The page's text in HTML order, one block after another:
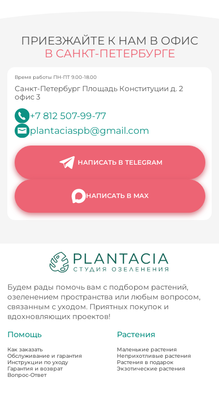
ПРИЕЗЖАЙТЕ К НАМ В ОФИС
В САНКТ-ПЕТЕРБУРГЕ
Время работы ПН-ПТ 9.00-18.00
Санкт-Петербург Площадь Конституции д. 2
офис 3
+7 812 507-99-77
plantaciaspb@gmail.com
НАПИСАТЬ В TELEGRAM
НАПИСАТЬ В MAX
Будем рады помочь вам с подбором растений,
озеленением пространства или любым вопросом,
связанным с уходом. Приятных покупок и
вдохновляющих проектов!
Помощь
Как заказать
Обслуживание и гарантия
Инструкции по уходу
Гарантия и возврат
Вопрос-Ответ
Растения
Маленькие растения
Неприхотливые растения
Растения в подарок
Экзотические растения